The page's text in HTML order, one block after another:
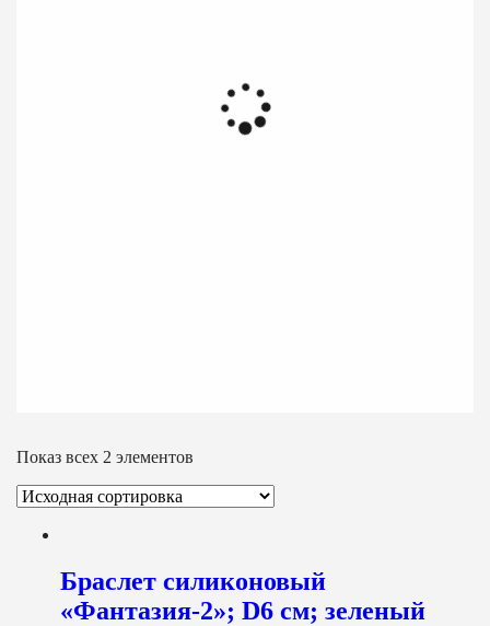
Показ всех 2 элементов
Браслет силиконовый
«Фантазия-2»; D6 см; зеленый